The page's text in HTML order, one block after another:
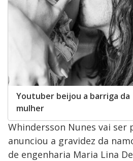
Youtuber beijou a barriga da
mulher
Whindersson Nunes vai ser
anunciou a gravidez da
de engenharia Maria Lina